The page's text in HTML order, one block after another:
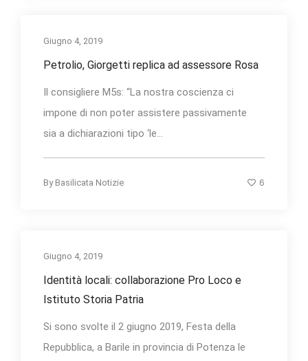
Giugno 4, 2019
Petrolio, Giorgetti replica ad assessore Rosa
Il consigliere M5s: “La nostra coscienza ci
impone di non poter assistere passivamente
sia a dichiarazioni tipo ‘le...
By Basilicata Notizie 6
Giugno 4, 2019
Identità locali: collaborazione Pro Loco e
Istituto Storia Patria
Si sono svolte il 2 giugno 2019, Festa della
Repubblica, a Barile in provincia di Potenza le